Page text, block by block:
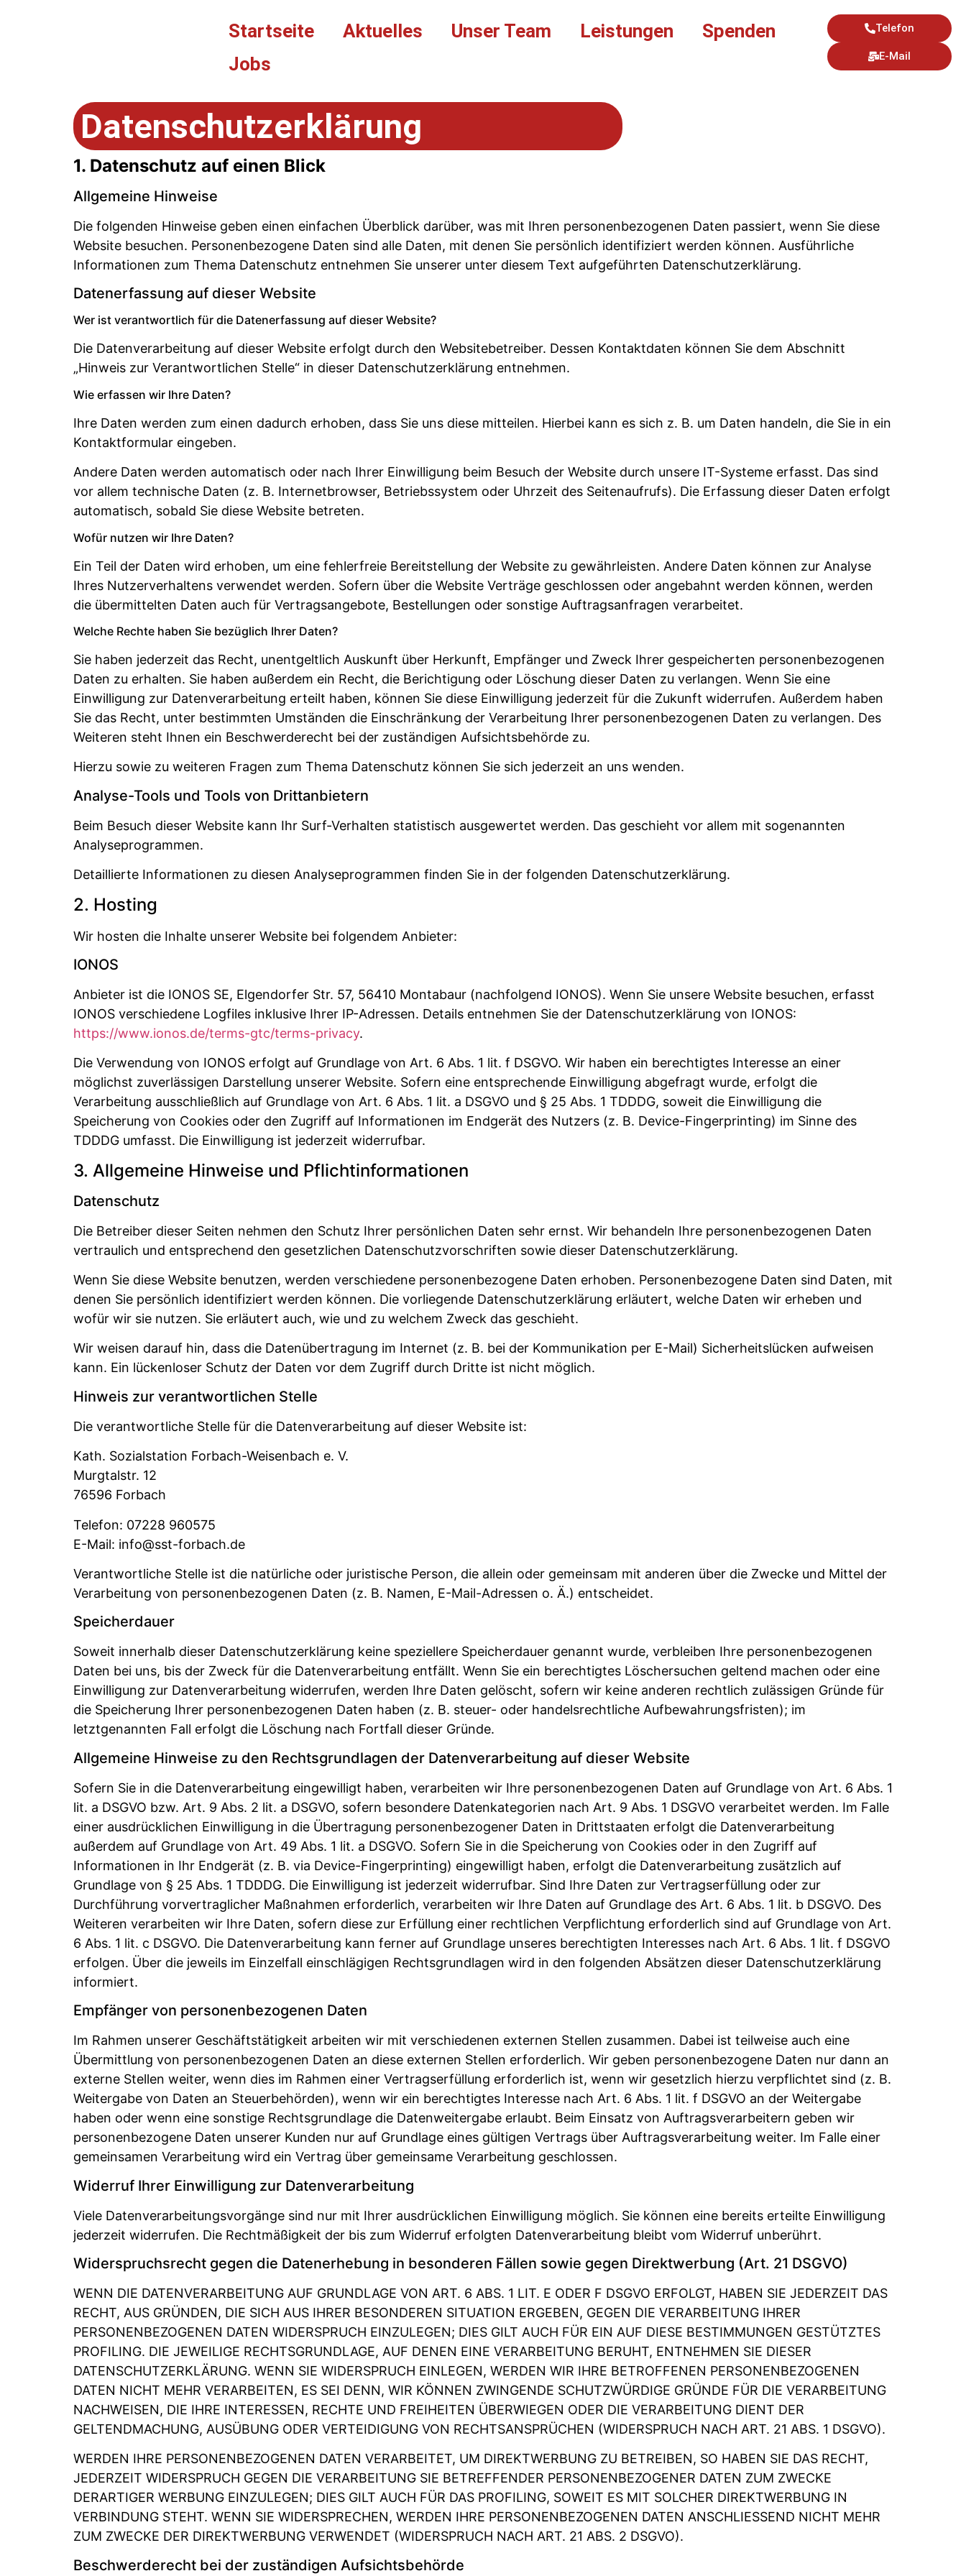
Startseite Aktuelles Unser Team Leistungen
Spenden
Jobs
Telefon
E-Mail
Datenschutzerklärung
1. Datenschutz auf einen Blick
Allgemeine Hinweise
Die folgenden Hinweise geben einen einfachen Überblick darüber, was mit Ihren personenbezogenen Daten passiert, wenn Sie diese
Website besuchen. Personenbezogene Daten sind alle Daten, mit denen Sie persönlich identifiziert werden können. Ausführliche
Informationen zum Thema Datenschutz entnehmen Sie unserer unter diesem Text aufgeführten Datenschutzerklärung.
Datenerfassung auf dieser Website
Wer ist verantwortlich für die Datenerfassung auf dieser Website?
Die Datenverarbeitung auf dieser Website erfolgt durch den Websitebetreiber. Dessen Kontaktdaten können Sie dem Abschnitt
„Hinweis zur Verantwortlichen Stelle“ in dieser Datenschutzerklärung entnehmen.
Wie erfassen wir Ihre Daten?
Ihre Daten werden zum einen dadurch erhoben, dass Sie uns diese mitteilen. Hierbei kann es sich z. B. um Daten handeln, die Sie in ein
Kontaktformular eingeben.
Andere Daten werden automatisch oder nach Ihrer Einwilligung beim Besuch der Website durch unsere IT-Systeme erfasst. Das sind
vor allem technische Daten (z. B. Internetbrowser, Betriebssystem oder Uhrzeit des Seitenaufrufs). Die Erfassung dieser Daten erfolgt
automatisch, sobald Sie diese Website betreten.
Wofür nutzen wir Ihre Daten?
Ein Teil der Daten wird erhoben, um eine fehlerfreie Bereitstellung der Website zu gewährleisten. Andere Daten können zur Analyse
Ihres Nutzerverhaltens verwendet werden. Sofern über die Website Verträge geschlossen oder angebahnt werden können, werden
die übermittelten Daten auch für Vertragsangebote, Bestellungen oder sonstige Auftragsanfragen verarbeitet.
Welche Rechte haben Sie bezüglich Ihrer Daten?
Sie haben jederzeit das Recht, unentgeltlich Auskunft über Herkunft, Empfänger und Zweck Ihrer gespeicherten personenbezogenen
Daten zu erhalten. Sie haben außerdem ein Recht, die Berichtigung oder Löschung dieser Daten zu verlangen. Wenn Sie eine
Einwilligung zur Datenverarbeitung erteilt haben, können Sie diese Einwilligung jederzeit für die Zukunft widerrufen. Außerdem haben
Sie das Recht, unter bestimmten Umständen die Einschränkung der Verarbeitung Ihrer personenbezogenen Daten zu verlangen. Des
Weiteren steht Ihnen ein Beschwerderecht bei der zuständigen Aufsichtsbehörde zu.
Hierzu sowie zu weiteren Fragen zum Thema Datenschutz können Sie sich jederzeit an uns wenden.
Analyse-Tools und Tools von Dritt­anbietern
Beim Besuch dieser Website kann Ihr Surf-Verhalten statistisch ausgewertet werden. Das geschieht vor allem mit sogenannten
Analyseprogrammen.
Detaillierte Informationen zu diesen Analyseprogrammen finden Sie in der folgenden Datenschutzerklärung.
2. Hosting
Wir hosten die Inhalte unserer Website bei folgendem Anbieter:
IONOS
Anbieter ist die IONOS SE, Elgendorfer Str. 57, 56410 Montabaur (nachfolgend IONOS). Wenn Sie unsere Website besuchen, erfasst
IONOS verschiedene Logfiles inklusive Ihrer IP-Adressen. Details entnehmen Sie der Datenschutzerklärung von IONOS:
https://www.ionos.de/terms-gtc/terms-privacy.
Die Verwendung von IONOS erfolgt auf Grundlage von Art. 6 Abs. 1 lit. f DSGVO. Wir haben ein berechtigtes Interesse an einer
möglichst zuverlässigen Darstellung unserer Website. Sofern eine entsprechende Einwilligung abgefragt wurde, erfolgt die
Verarbeitung ausschließlich auf Grundlage von Art. 6 Abs. 1 lit. a DSGVO und § 25 Abs. 1 TDDDG, soweit die Einwilligung die
Speicherung von Cookies oder den Zugriff auf Informationen im Endgerät des Nutzers (z. B. Device-Fingerprinting) im Sinne des
TDDDG umfasst. Die Einwilligung ist jederzeit widerrufbar.
3. Allgemeine Hinweise und Pflicht­informationen
Datenschutz
Die Betreiber dieser Seiten nehmen den Schutz Ihrer persönlichen Daten sehr ernst. Wir behandeln Ihre personenbezogenen Daten
vertraulich und entsprechend den gesetzlichen Datenschutzvorschriften sowie dieser Datenschutzerklärung.
Wenn Sie diese Website benutzen, werden verschiedene personenbezogene Daten erhoben. Personenbezogene Daten sind Daten, mit
denen Sie persönlich identifiziert werden können. Die vorliegende Datenschutzerklärung erläutert, welche Daten wir erheben und
wofür wir sie nutzen. Sie erläutert auch, wie und zu welchem Zweck das geschieht.
Wir weisen darauf hin, dass die Datenübertragung im Internet (z. B. bei der Kommunikation per E-Mail) Sicherheitslücken aufweisen
kann. Ein lückenloser Schutz der Daten vor dem Zugriff durch Dritte ist nicht möglich.
Hinweis zur verantwortlichen Stelle
Die verantwortliche Stelle für die Datenverarbeitung auf dieser Website ist:
Kath. Sozialstation Forbach-Weisenbach e. V.
Murgtalstr. 12
76596 Forbach
Telefon: 07228 960575
E-Mail: info@sst-forbach.de
Verantwortliche Stelle ist die natürliche oder juristische Person, die allein oder gemeinsam mit anderen über die Zwecke und Mittel der
Verarbeitung von personenbezogenen Daten (z. B. Namen, E-Mail-Adressen o. Ä.) entscheidet.
Speicherdauer
Soweit innerhalb dieser Datenschutzerklärung keine speziellere Speicherdauer genannt wurde, verbleiben Ihre personenbezogenen
Daten bei uns, bis der Zweck für die Datenverarbeitung entfällt. Wenn Sie ein berechtigtes Löschersuchen geltend machen oder eine
Einwilligung zur Datenverarbeitung widerrufen, werden Ihre Daten gelöscht, sofern wir keine anderen rechtlich zulässigen Gründe für
die Speicherung Ihrer personenbezogenen Daten haben (z. B. steuer- oder handelsrechtliche Aufbewahrungsfristen); im
letztgenannten Fall erfolgt die Löschung nach Fortfall dieser Gründe.
Allgemeine Hinweise zu den Rechtsgrundlagen der Datenverarbeitung auf dieser Website
Sofern Sie in die Datenverarbeitung eingewilligt haben, verarbeiten wir Ihre personenbezogenen Daten auf Grundlage von Art. 6 Abs. 1
lit. a DSGVO bzw. Art. 9 Abs. 2 lit. a DSGVO, sofern besondere Datenkategorien nach Art. 9 Abs. 1 DSGVO verarbeitet werden. Im Falle
einer ausdrücklichen Einwilligung in die Übertragung personenbezogener Daten in Drittstaaten erfolgt die Datenverarbeitung
außerdem auf Grundlage von Art. 49 Abs. 1 lit. a DSGVO. Sofern Sie in die Speicherung von Cookies oder in den Zugriff auf
Informationen in Ihr Endgerät (z. B. via Device-Fingerprinting) eingewilligt haben, erfolgt die Datenverarbeitung zusätzlich auf
Grundlage von § 25 Abs. 1 TDDDG. Die Einwilligung ist jederzeit widerrufbar. Sind Ihre Daten zur Vertragserfüllung oder zur
Durchführung vorvertraglicher Maßnahmen erforderlich, verarbeiten wir Ihre Daten auf Grundlage des Art. 6 Abs. 1 lit. b DSGVO. Des
Weiteren verarbeiten wir Ihre Daten, sofern diese zur Erfüllung einer rechtlichen Verpflichtung erforderlich sind auf Grundlage von Art.
6 Abs. 1 lit. c DSGVO. Die Datenverarbeitung kann ferner auf Grundlage unseres berechtigten Interesses nach Art. 6 Abs. 1 lit. f DSGVO
erfolgen. Über die jeweils im Einzelfall einschlägigen Rechtsgrundlagen wird in den folgenden Absätzen dieser Datenschutzerklärung
informiert.
Empfänger von personenbezogenen Daten
Im Rahmen unserer Geschäftstätigkeit arbeiten wir mit verschiedenen externen Stellen zusammen. Dabei ist teilweise auch eine
Übermittlung von personenbezogenen Daten an diese externen Stellen erforderlich. Wir geben personenbezogene Daten nur dann an
externe Stellen weiter, wenn dies im Rahmen einer Vertragserfüllung erforderlich ist, wenn wir gesetzlich hierzu verpflichtet sind (z. B.
Weitergabe von Daten an Steuerbehörden), wenn wir ein berechtigtes Interesse nach Art. 6 Abs. 1 lit. f DSGVO an der Weitergabe
haben oder wenn eine sonstige Rechtsgrundlage die Datenweitergabe erlaubt. Beim Einsatz von Auftragsverarbeitern geben wir
personenbezogene Daten unserer Kunden nur auf Grundlage eines gültigen Vertrags über Auftragsverarbeitung weiter. Im Falle einer
gemeinsamen Verarbeitung wird ein Vertrag über gemeinsame Verarbeitung geschlossen.
Widerruf Ihrer Einwilligung zur Datenverarbeitung
Viele Datenverarbeitungsvorgänge sind nur mit Ihrer ausdrücklichen Einwilligung möglich. Sie können eine bereits erteilte Einwilligung
jederzeit widerrufen. Die Rechtmäßigkeit der bis zum Widerruf erfolgten Datenverarbeitung bleibt vom Widerruf unberührt.
Widerspruchsrecht gegen die Datenerhebung in besonderen Fällen sowie gegen Direktwerbung (Art. 21 DSGVO)
WENN DIE DATENVERARBEITUNG AUF GRUNDLAGE VON ART. 6 ABS. 1 LIT. E ODER F DSGVO ERFOLGT, HABEN SIE JEDERZEIT DAS
RECHT, AUS GRÜNDEN, DIE SICH AUS IHRER BESONDEREN SITUATION ERGEBEN, GEGEN DIE VERARBEITUNG IHRER
PERSONENBEZOGENEN DATEN WIDERSPRUCH EINZULEGEN; DIES GILT AUCH FÜR EIN AUF DIESE BESTIMMUNGEN GESTÜTZTES
PROFILING. DIE JEWEILIGE RECHTSGRUNDLAGE, AUF DENEN EINE VERARBEITUNG BERUHT, ENTNEHMEN SIE DIESER
DATENSCHUTZERKLÄRUNG. WENN SIE WIDERSPRUCH EINLEGEN, WERDEN WIR IHRE BETROFFENEN PERSONENBEZOGENEN
DATEN NICHT MEHR VERARBEITEN, ES SEI DENN, WIR KÖNNEN ZWINGENDE SCHUTZWÜRDIGE GRÜNDE FÜR DIE VERARBEITUNG
NACHWEISEN, DIE IHRE INTERESSEN, RECHTE UND FREIHEITEN ÜBERWIEGEN ODER DIE VERARBEITUNG DIENT DER
GELTENDMACHUNG, AUSÜBUNG ODER VERTEIDIGUNG VON RECHTSANSPRÜCHEN (WIDERSPRUCH NACH ART. 21 ABS. 1 DSGVO).
WERDEN IHRE PERSONENBEZOGENEN DATEN VERARBEITET, UM DIREKTWERBUNG ZU BETREIBEN, SO HABEN SIE DAS RECHT,
JEDERZEIT WIDERSPRUCH GEGEN DIE VERARBEITUNG SIE BETREFFENDER PERSONENBEZOGENER DATEN ZUM ZWECKE
DERARTIGER WERBUNG EINZULEGEN; DIES GILT AUCH FÜR DAS PROFILING, SOWEIT ES MIT SOLCHER DIREKTWERBUNG IN
VERBINDUNG STEHT. WENN SIE WIDERSPRECHEN, WERDEN IHRE PERSONENBEZOGENEN DATEN ANSCHLIESSEND NICHT MEHR
ZUM ZWECKE DER DIREKTWERBUNG VERWENDET (WIDERSPRUCH NACH ART. 21 ABS. 2 DSGVO).
Beschwerde­recht bei der zuständigen Aufsichts­behörde